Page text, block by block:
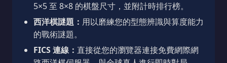
5×5 至 8×8 的棋盤尺寸，並附計時排行榜。
西洋棋謎題： 用以磨練您的型態辨識與算度能力
的戰術謎題。
FICS 連線：直接從您的瀏覽器連接免費網際網